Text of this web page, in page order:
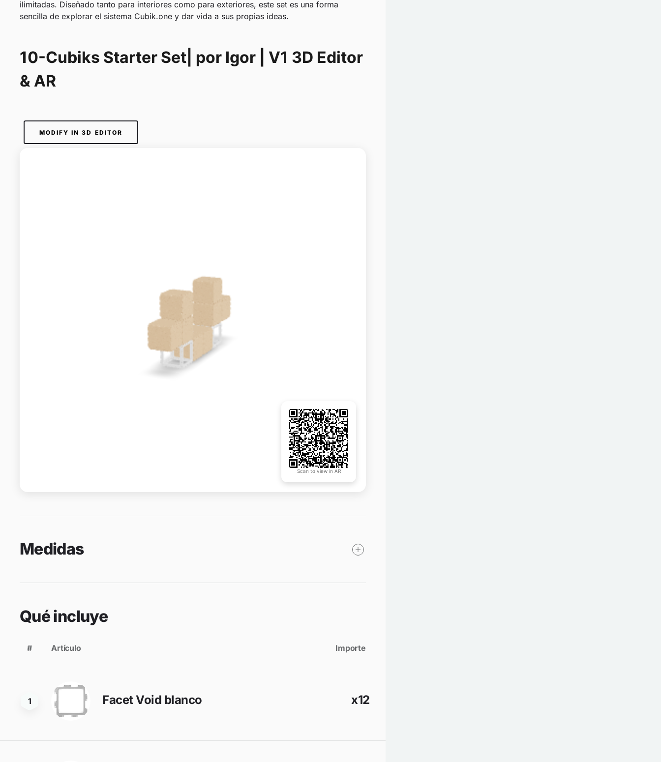
ilimitadas. Diseñado tanto para interiores como para exteriores, este set es una forma
sencilla de explorar el sistema Cubik.one y dar vida a sus propias ideas.
10-Cubiks Starter Set| por Igor | V1 3D Editor
& AR
MODIFY IN 3D EDITOR
Scan to view in AR
Medidas
Qué incluye
# Artículo Importe
1 Facet Void blanco x12